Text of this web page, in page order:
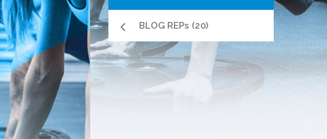
BLOG REPs (20)